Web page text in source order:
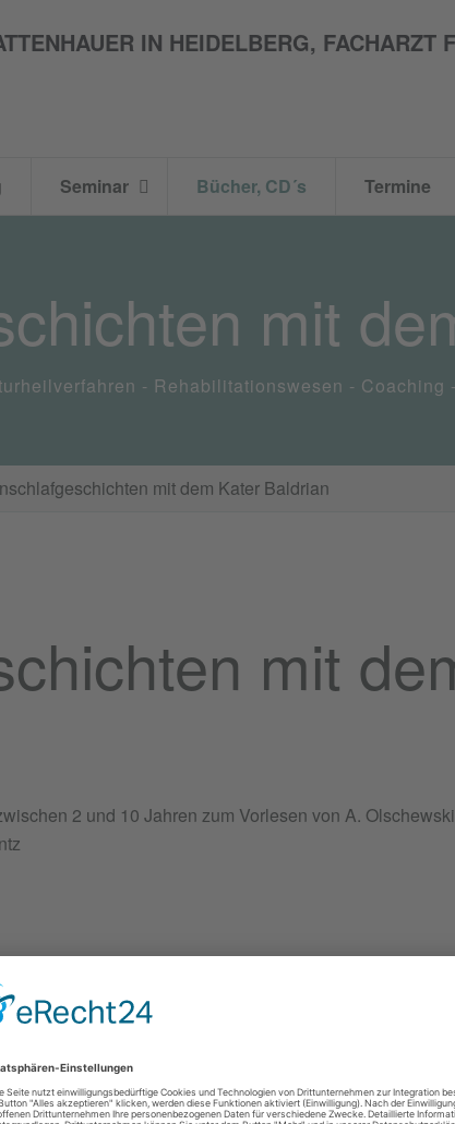
Seminar Bücher, CD´s Termine
mit
- Rehabilitationswesen - Coaching
mit dem Kater Baldrian
mit
2 und 10 Jahren zum Vorlesen von A.
den Kater Baldrian erzählt, der immer am Ende
Aspekte aus dem Autogenen Training, der